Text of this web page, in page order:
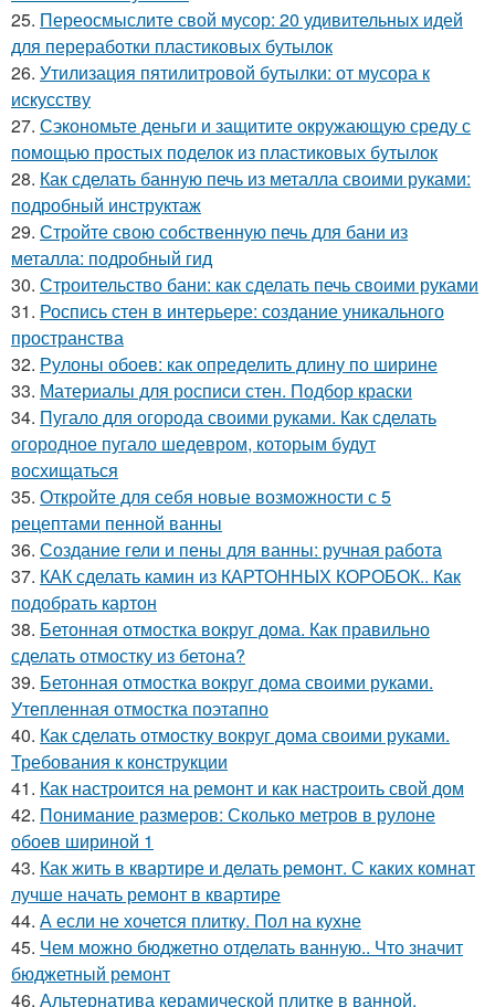
25. Переосмыслите свой мусор: 20 удивительных идей
для переработки пластиковых бутылок
26. Утилизация пятилитровой бутылки: от мусора к
искусству
27. Сэкономьте деньги и защитите окружающую среду с
помощью простых поделок из пластиковых бутылок
28. Как сделать банную печь из металла своими руками:
подробный инструктаж
29. Стройте свою собственную печь для бани из
металла: подробный гид
30. Строительство бани: как сделать печь своими руками
31. Роспись стен в интерьере: создание уникального
пространства
32. Рулоны обоев: как определить длину по ширине
33. Материалы для росписи стен. Подбор краски
34. Пугало для огорода своими руками. Как сделать
огородное пугало шедевром, которым будут
восхищаться
35. Откройте для себя новые возможности с 5
рецептами пенной ванны
36. Создание гели и пены для ванны: ручная работа
37. КАК сделать камин из КАРТОННЫХ КОРОБОК.. Как
подобрать картон
38. Бетонная отмостка вокруг дома. Как правильно
сделать отмостку из бетона?
39. Бетонная отмостка вокруг дома своими руками.
Утепленная отмостка поэтапно
40. Как сделать отмостку вокруг дома своими руками.
Требования к конструкции
41. Как настроится на ремонт и как настроить свой дом
42. Понимание размеров: Сколько метров в рулоне
обоев шириной 1
43. Как жить в квартире и делать ремонт. С каких комнат
лучше начать ремонт в квартире
44. А если не хочется плитку. Пол на кухне
45. Чем можно бюджетно отделать ванную.. Что значит
бюджетный ремонт
46. Альтернатива керамической плитке в ванной.